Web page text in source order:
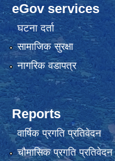
eGov services
घटना दर्ता
सामाजिक सुरक्षा
नागरिक वडापत्र
Reports
वार्षिक प्रगति प्रतिवेदन
चौमासिक प्रगति प्रतिवेदन